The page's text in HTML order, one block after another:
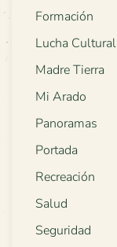
Formación
Lucha Cultural
Madre Tierra
Mi Arado
Panoramas
Portada
Recreación
Salud
Seguridad